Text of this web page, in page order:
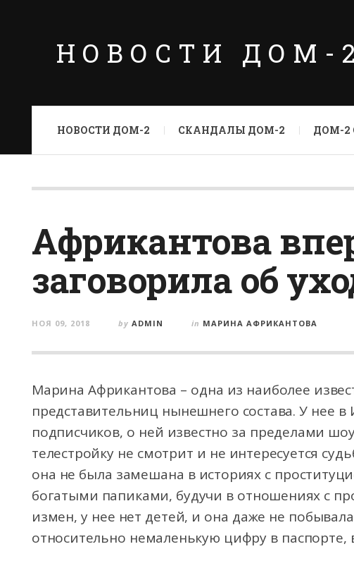
НОВОСТИ ДОМ-2
НОВОСТИ ДОМ-2 СКАНДАЛЫ ДОМ-2 ДОМ-2
Африкантова
заговорила об
НОЯ 09, 2018 by ADMIN in МАРИНА АФРИКАНТОВА
Марина Африкантова – одна из наиболее
представительниц нынешнего состава. У нее
подписчиков, о ней известно за пределами
телестройку не смотрит и не интересуется
она не была замешана в историях с
богатыми папиками, будучи в отношениях с
измен, у нее нет детей, и она даже не
относительно немаленькую цифру в паспорте,